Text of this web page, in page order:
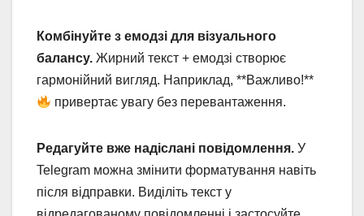
Комбінуйте з емодзі для візуального
балансу. Жирний текст + емодзі створює
гармонійний вигляд. Наприклад, **Важливо!**
привертає увагу без перевантаження.
Редагуйте вже надіслані повідомлення. У
Telegram можна змінити форматування навіть
після відправки. Виділіть текст у